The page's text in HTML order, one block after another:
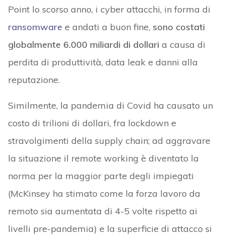
Point lo scorso anno, i cyber attacchi, in forma di
ransomware e andati a buon fine, sono costati
globalmente 6.000 miliardi di dollari a causa di
perdita di produttività, data leak e danni alla
reputazione.
Similmente, la pandemia di Covid ha causato un
costo di trilioni di dollari, fra lockdown e
stravolgimenti della supply chain; ad aggravare
la situazione il remote working è diventato la
norma per la maggior parte degli impiegati
(McKinsey ha stimato come la forza lavoro da
remoto sia aumentata di 4-5 volte rispetto ai
livelli pre-pandemia) e la superficie di attacco si